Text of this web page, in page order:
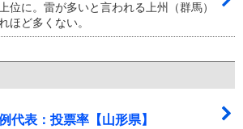
位に。雷が多いと言われる上州（群馬）
ほど多くない。
代表：投票率【山形県】